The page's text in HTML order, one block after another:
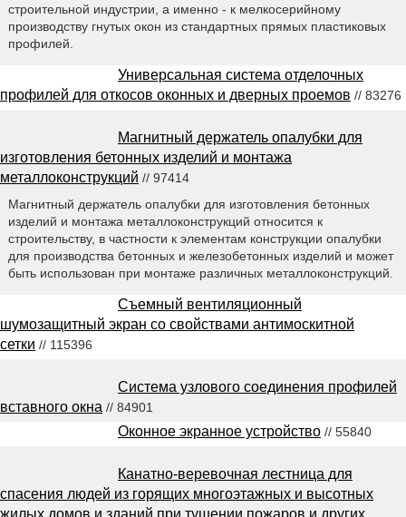
строительной индустрии, а именно - к мелкосерийному
производству гнутых окон из стандартных прямых пластиковых
профилей.
Универсальная система отделочных
профилей для откосов оконных и дверных проемов // 83276
Магнитный держатель опалубки для
изготовления бетонных изделий и монтажа
металлоконструкций // 97414
Магнитный держатель опалубки для изготовления бетонных
изделий и монтажа металлоконструкций относится к
строительству, в частности к элементам конструкции опалубки
для производства бетонных и железобетонных изделий и может
быть использован при монтаже различных металлоконструкций.
Съемный вентиляционный
шумозащитный экран со свойствами антимоскитной
сетки // 115396
Система узлового соединения профилей
вставного окна // 84901
Оконное экранное устройство // 55840
Канатно-веревочная лестница для
спасения людей из горящих многоэтажных и высотных
жилых домов и зданий при тушении пожаров и других